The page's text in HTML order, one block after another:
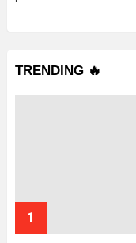
TRENDING 🔥